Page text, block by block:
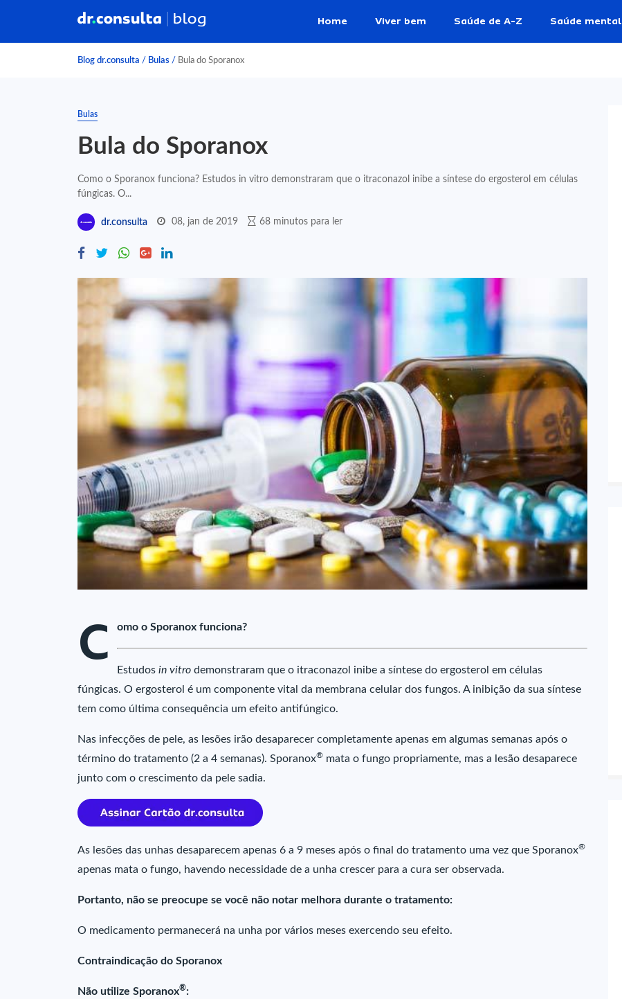
Home Viver bem Saúde de A-Z Saúde mental
Blog dr.consulta / Bulas / Bula do Sporanox
Bulas
Bula do Sporanox
Como o Sporanox funciona? Estudos in vitro demonstraram que o itraconazol inibe a síntese do ergosterol em células
fúngicas. O...
dr.consulta 08, jan de 2019 68 minutos para ler
C omo o Sporanox funciona?
Estudos in vitro demonstraram que o itraconazol inibe a síntese do ergosterol em células
fúngicas. O ergosterol é um componente vital da membrana celular dos fungos. A inibição da sua síntese
tem como última consequência um efeito antifúngico.
Nas infecções de pele, as lesões irão desaparecer completamente apenas em algumas semanas após o
término do tratamento (2 a 4 semanas). Sporanox® mata o fungo propriamente, mas a lesão desaparece
junto com o crescimento da pele sadia.
As lesões das unhas desaparecem apenas 6 a 9 meses após o final do tratamento uma vez que Sporanox®
apenas mata o fungo, havendo necessidade de a unha crescer para a cura ser observada.
Portanto, não se preocupe se você não notar melhora durante o tratamento:
O medicamento permanecerá na unha por vários meses exercendo seu efeito.
Contraindicação do Sporanox
Não utilize Sporanox®: